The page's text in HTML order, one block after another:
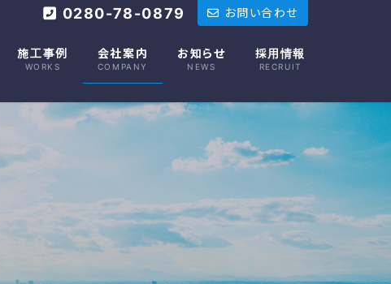
0280-78-0879 お問い合わせ
施工事例
WORKS
会社案内
COMPANY
お知らせ
NEWS
採用情報
RECRUIT